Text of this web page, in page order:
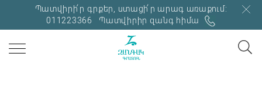
Պատվիրի՛ր գրքեր, ստացի՛ր արագ առաքում:
011223366
Պատվիրիր զանգ հիմա